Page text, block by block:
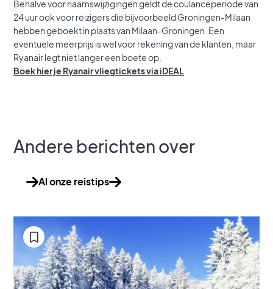
Behalve voor naamswijzigingen geldt de coulanceperiode van
24 uur ook voor reizigers die bijvoorbeeld Groningen-Milaan
hebben geboekt in plaats van Milaan-Groningen. Een
eventuele meerprijs is wel voor rekening van de klanten, maar
Ryanair legt niet langer een boete op.
Boek hier je Ryanair vliegtickets via iDEAL
Andere berichten over
Al onze reistips